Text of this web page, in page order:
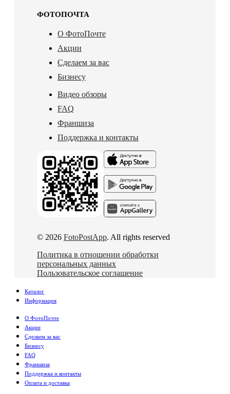
ФОТОПОЧТА
О ФотоПочте
Акции
Сделаем за вас
Бизнесу
Видео обзоры
FAQ
Франшиза
Поддержка и контакты
© 2026 FotoPostApp. All rights reserved
Политика в отношении обработки
персональных данных
Пользовательское соглашение
Каталог
Информация
О ФотоПочте
Акции
Сделаем за вас
Бизнесу
FAQ
Франшиза
Поддержка и контакты
Оплата и доставка